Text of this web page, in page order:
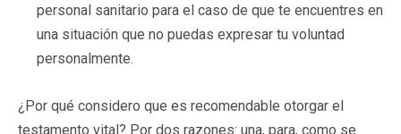
personal sanitario para el caso de que te encuentres en
una situación que no puedas expresar tu voluntad
personalmente.
¿Por qué considero que es recomendable otorgar el
testamento vital? Por dos razones: una, para, como se